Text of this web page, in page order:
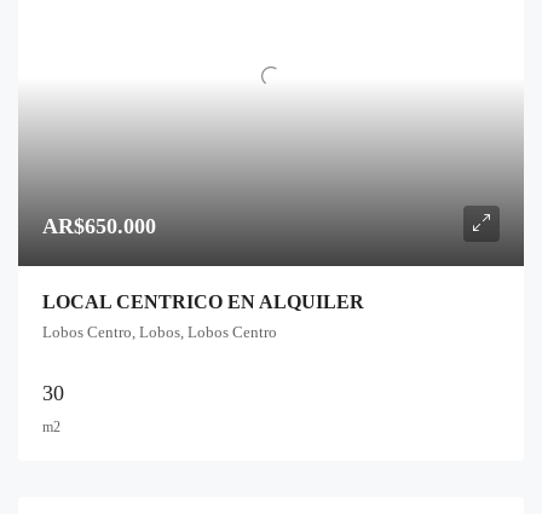
AR$650.000
LOCAL CENTRICO EN ALQUILER
Lobos Centro, Lobos, Lobos Centro
30
m2